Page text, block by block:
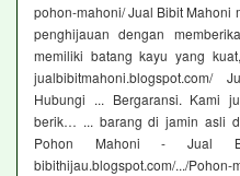
pohon-mahoni/ Jual Bibit Mahoni
penghijauan dengan
memiliki batang kayu yang
Hubungi ... Bergaransi. Kami
berik… ... barang di jamin asli
Pohon Mahoni - Jual
bibithijau.blogspot.com/.../Pohon-